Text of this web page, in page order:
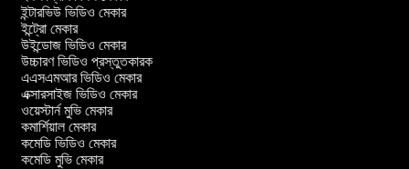
ইন্টারভিউ ভিডিও মেকার
ইন্ট্রো মেকার
উইন্ডোজ ভিডিও মেকার
উচ্চারণ ভিডিও প্রস্তুতকারক
এএসএমআর ভিডিও মেকার
এক্সারসাইজ ভিডিও মেকার
ওয়েস্টার্ন মুভি মেকার
কমার্শিয়াল মেকার
কমেডি ভিডিও মেকার
কমেডি মুভি মেকার